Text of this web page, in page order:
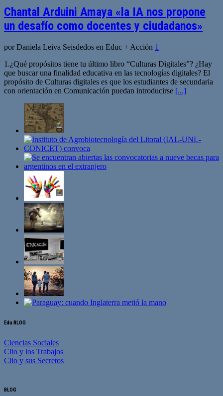
Chantal Arduini Amaya «la IA nos propone
un desafío como docentes y ciudadanos»
por Daniela Leiva Seisdedos en Educ + Acción 1
1.¿Qué propósitos tiene tu último libro “Culturas Digitales”? ¿Hay
que buscar una finalidad educativa en las tecnologías digitales? El
propósito de Culturas digitales es que los estudiantes de secundaria
con orientación en Comunicación puedan introducirse [...]
Edu BLOG
Ciencias Sociales
Clio y los Trabajos
Clio y sus Secretos
BLOG